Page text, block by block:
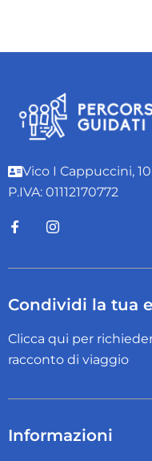
Vico I Cappuccini,
P.IVA: 01112170772
Condividi la tua
Clicca qui per
racconto di viaggio
Informazioni